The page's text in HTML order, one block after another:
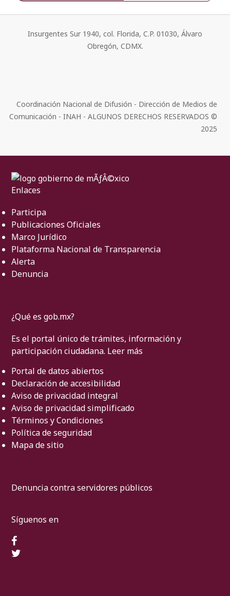
Insurgentes Sur 1940, col. Florida, C.P. 01030, Álvaro
Obregón, CDMX.
Coordinación Nacional de Difusión - Dirección de Medios de
Comunicación - INAH - ALGUNOS DERECHOS RESERVADOS ©
2025
Enlaces
Participa
Publicaciones Oficiales
Marco Jurídico
Plataforma Nacional de Transparencia
Alerta
Denuncia
¿Qué es gob.mx?
Es el portal único de trámites, información y
participación ciudadana. Leer más
Portal de datos abiertos
Declaración de accesibilidad
Aviso de privacidad integral
Aviso de privacidad simplificado
Términos y Condiciones
Política de seguridad
Mapa de sitio
Denuncia contra servidores públicos
Síguenos en